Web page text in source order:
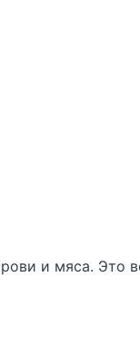
и мяса.